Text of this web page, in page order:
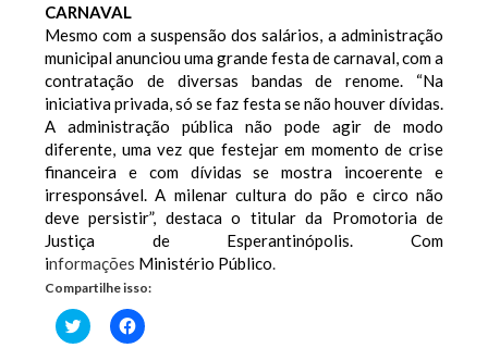
CARNAVAL
Mesmo com a suspensão dos salários, a administração
municipal anunciou uma grande festa de carnaval, com a
contratação de diversas bandas de renome. “Na
iniciativa privada, só se faz festa se não houver dívidas.
A administração pública não pode agir de modo
diferente, uma vez que festejar em momento de crise
financeira e com dívidas se mostra incoerente e
irresponsável. A milenar cultura do pão e circo não
deve persistir”, destaca o titular da Promotoria de
Justiça de Esperantinópolis. Com
informações Ministério Público.
Compartilhe isso:
Clique
para
Clique
para